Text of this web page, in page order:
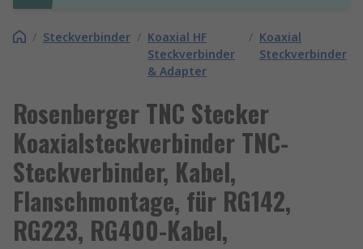
/ Steckverbinder / Koaxial HF
Steckverbinder
& Adapter
/ Koaxial
Steckverbinder
Rosenberger TNC Stecker
Koaxialsteckverbinder TNC-
Steckverbinder, Kabel,
Flanschmontage, für RG142,
RG223, RG400-Kabel,